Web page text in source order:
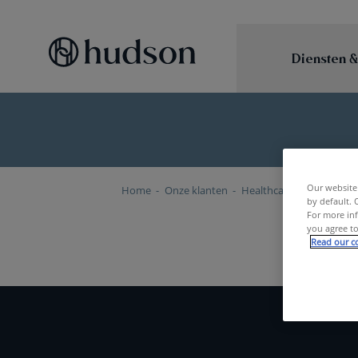
Diensten
Home Onze klanten Healthcare & Life
Our
by default.
For more
you agree
Read our